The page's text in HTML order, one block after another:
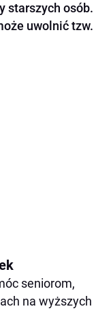
starszych osób.
uwolnić tzw.
seniorom,
na wyższych